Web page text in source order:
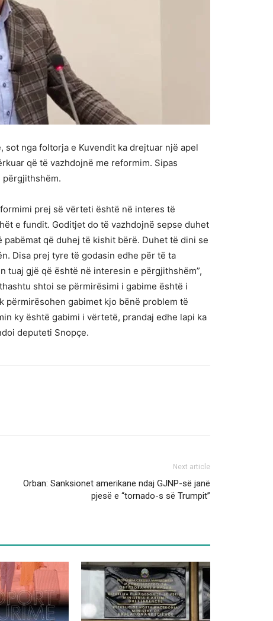
sot nga foltorja e Kuvendit ka drejtuar një apel
që të vazhdojnë me reformim. Sipas
përgjithshëm.
prej së vërteti është në interes të
e fundit. Goditjet do të vazhdojnë sepse duhet
që duhej të kishit bërë. Duhet të dini se
Disa prej tyre të godasin edhe për të ta
tuaj gjë që është në interesin e përgjithshëm”,
shtoi se përmirësimi i gabime është i
përmirësohen gabimet kjo bënë problem të
ky është gabimi i vërtetë, prandaj edhe lapi ka
deputeti Snopçe.
Next article
Orban: Sanksionet amerikane ndaj GJNP-së janë
pjesë e “tornado-s së Trumpit”